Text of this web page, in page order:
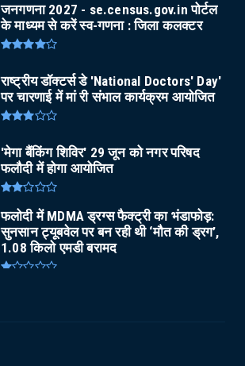
जनगणना 2027 - se.census.gov.in पोर्टल
के माध्यम से करें स्व-गणना : जिला कलक्टर
राष्ट्रीय डॉक्टर्स डे 'National Doctors' Day'
पर चारणाई में मां री संभाल कार्यक्रम आयोजित
'मेगा बैंकिंग शिविर' 29 जून को नगर परिषद
फलौदी में होगा आयोजित
फलोदी में MDMA ड्रग्स फैक्ट्री का भंडाफोड़:
सुनसान ट्यूबवेल पर बन रही थी ‘मौत की ड्रग’,
1.08 किलो एमडी बरामद